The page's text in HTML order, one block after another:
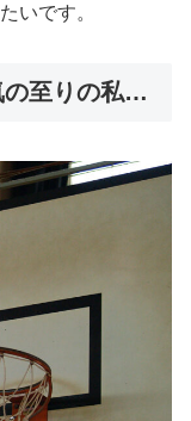
いです。
の至りの私…